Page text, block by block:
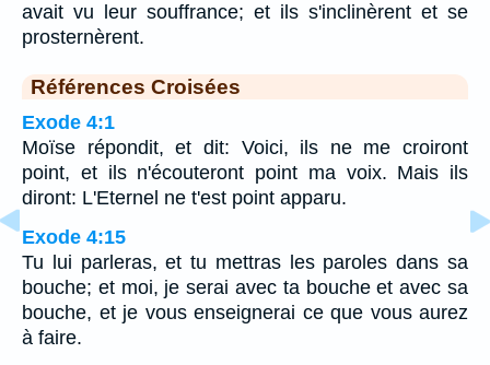
avait vu leur souffrance; et ils s'inclinèrent et se
prosternèrent.
Références Croisées
Exode 4:1
Moïse répondit, et dit: Voici, ils ne me croiront
point, et ils n'écouteront point ma voix. Mais ils
diront: L'Eternel ne t'est point apparu.
Exode 4:15
Tu lui parleras, et tu mettras les paroles dans sa
bouche; et moi, je serai avec ta bouche et avec sa
bouche, et je vous enseignerai ce que vous aurez
à faire.